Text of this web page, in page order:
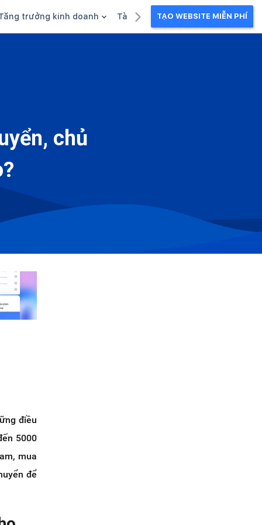
trưởng kinh doanh Tài liệu kinh doanhTẠO WEBSITE MIỄN PHÍ
chủ
điều
5000
mua
để